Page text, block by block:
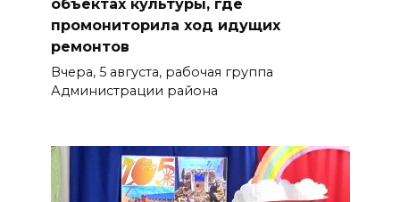
объектах культуры, где
промониторила ход идущих
ремонтов
Вчера, 5 августа, рабочая группа
Администрации района